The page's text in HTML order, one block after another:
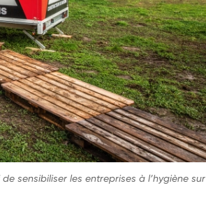
sensibiliser les entreprises à l’hygiène sur